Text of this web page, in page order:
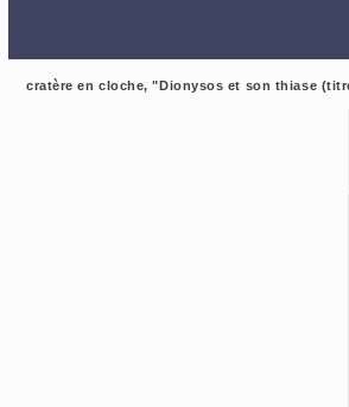
cratère en cloche, "Dionysos et son thiase